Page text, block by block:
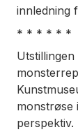
innledning
* * * * * *
monstrøse